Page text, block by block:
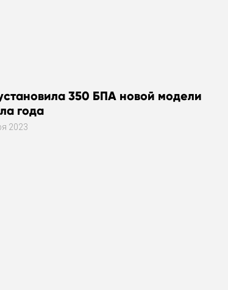
350 БПА новой модели
года
2023